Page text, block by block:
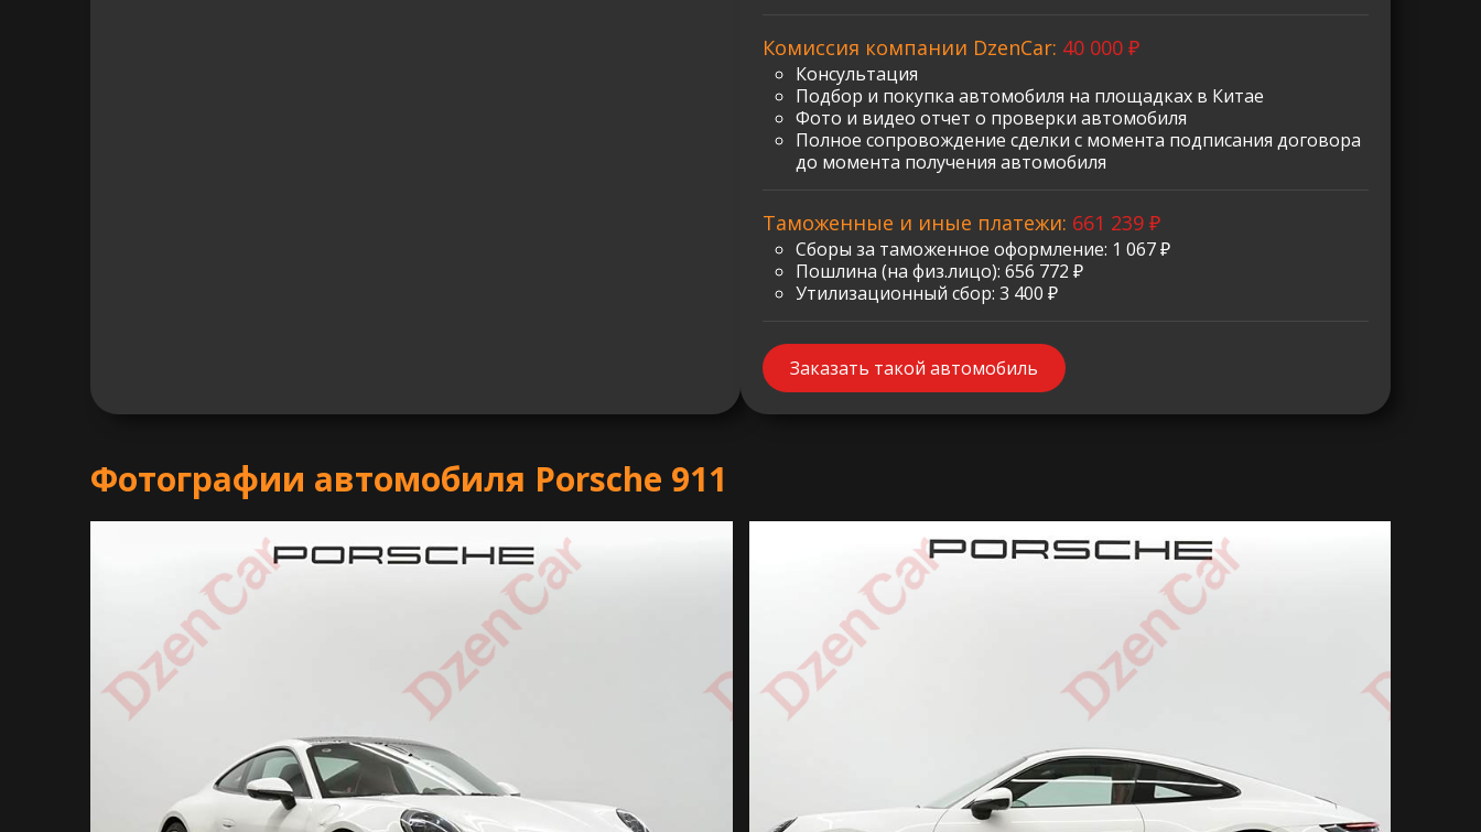
Комиссия компании DzenCar: 40 000 ₽
Консультация
Подбор и покупка автомобиля на площадках в Китае
Фото и видео отчет о проверки автомобиля
Полное сопровождение сделки с момента подписания договора
до момента получения автомобиля
Таможенные и иные платежи: 661 239 ₽
Сборы за таможенное оформление: 1 067 ₽
Пошлина (на физ.лицо): 656 772 ₽
Утилизационный сбор: 3 400 ₽
Заказать такой автомобиль
Фотографии автомобиля Porsche 911